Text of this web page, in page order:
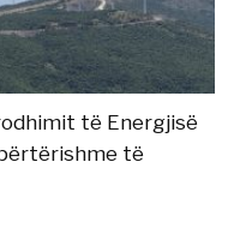
të Energjisë
të